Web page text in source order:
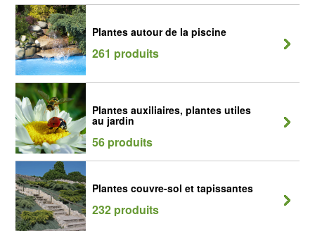
Plantes autour de la piscine
261 produits
Plantes auxiliaires, plantes utiles
au jardin
56 produits
Plantes couvre-sol et tapissantes
232 produits